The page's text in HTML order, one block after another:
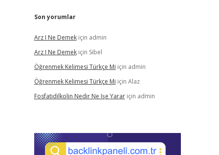
Son yorumlar
Arz I Ne Demekiçin admin
Arz I Ne Demekiçin Sibel
Öğrenmek Kelimesi Türkçe Mi için admin
Öğrenmek Kelimesi Türkçe Mi için Alaz
Fosfatidilkolin Nedir Ne Işe Yarariçin admin